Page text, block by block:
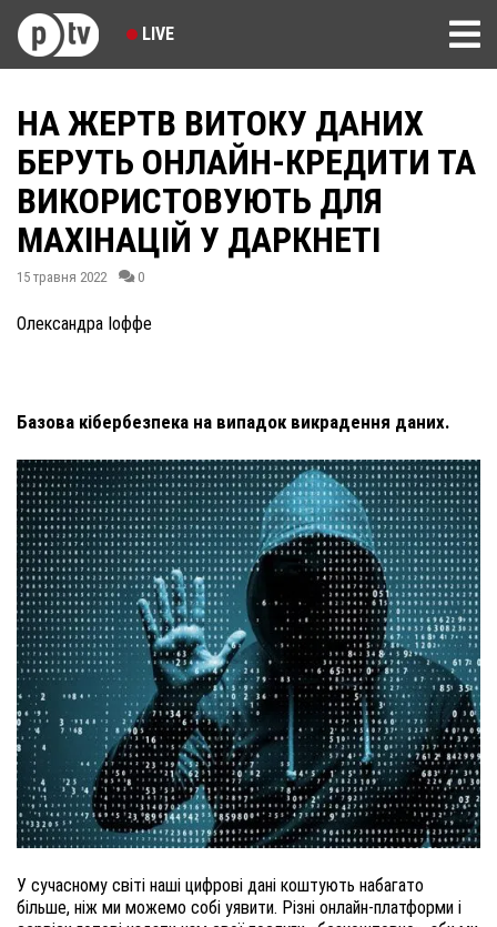
LIVE
НА ЖЕРТВ ВИТОКУ ДАНИХ
БЕРУТЬ ОНЛАЙН-КРЕДИТИ ТА
ВИКОРИСТОВУЮТЬ ДЛЯ
МАХІНАЦІЙ У ДАРКНЕТІ
15 травня 2022 0
Олександра Іоффе
Базова кібербезпека на випадок викрадення даних.
У сучасному світі наші цифрові дані коштують набагато
більше, ніж ми можемо собі уявити. Різні онлайн-платформи і